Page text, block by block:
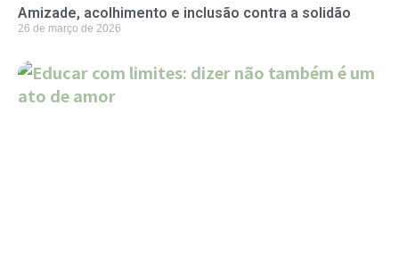
Amizade, acolhimento e inclusão contra a solidão
26 de março de 2026